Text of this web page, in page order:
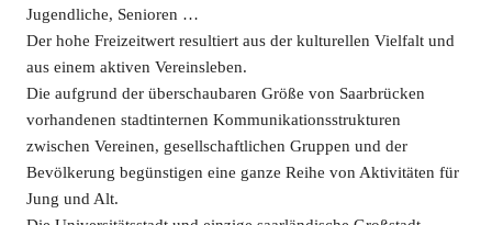
Jugendliche, Senioren …
Der hohe Freizeitwert resultiert aus der kulturellen Vielfalt und
aus einem aktiven Vereinsleben.
Die aufgrund der überschaubaren Größe von Saarbrücken
vorhandenen stadtinternen Kommunikationsstrukturen
zwischen Vereinen, gesellschaftlichen Gruppen und der
Bevölkerung begünstigen eine ganze Reihe von Aktivitäten für
Jung und Alt.